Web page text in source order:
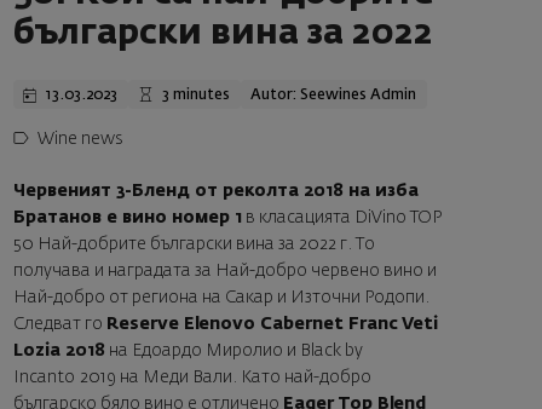
български вина за 2022
13.03.2023 3 minutes Autor: Seewines Admin
Wine news
Червеният 3-Бленд от реколта 2018 на изба
Братанов е вино номер 1 в класацията DiVino TOP
50 Най-добрите български вина за 2022 г. То
получава и наградата за Най-добро червено вино и
Най-добро от региона на Сакар и Източни Родопи.
Следват го Reserve Elenovo Cabernet Franc Veti
Lozia 2018 на Едоардо Миролио и Black by
Incanto 2019 на Меди Вали. Като най-добро
българско бяло вино е отличено Eager Top Blend